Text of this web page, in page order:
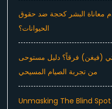
معاناة البشر كحجة ضد حقوق
الحيوانات؟
(فيغن) فرقاً؟ دليل مستوحى
من تجربة الصيام المسيحي
Unmasking The Blind